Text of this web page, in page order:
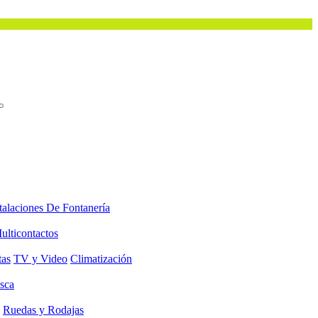
De Fontanería
TV y Video Climatización
Ruedas y Rodajas